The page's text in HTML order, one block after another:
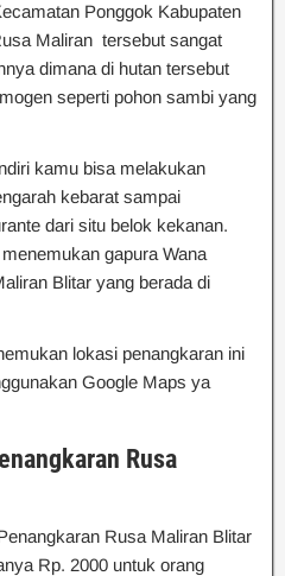
Ponggok Kabupaten
Maliran tersebut sangat
dimana di hutan tersebut
seperti pohon sambi yang
kamu bisa melakukan
kebarat sampai
dari situ belok kekanan.
gapura Wana
Blitar yang berada di
lokasi penangkaran ini
Google Maps ya
Rusa
Rusa Maliran Blitar
Rp. 2000 untuk orang